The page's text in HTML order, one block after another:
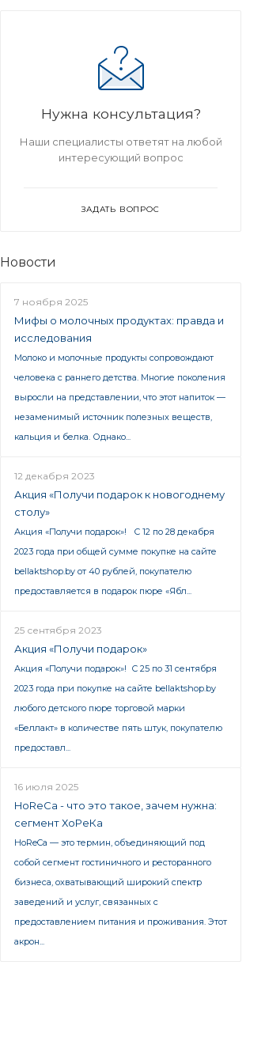
Нужна консультация?
Наши специалисты ответят на любой
интересующий вопрос
ЗАДАТЬ ВОПРОС
Новости
7 ноября 2025
Мифы о молочных продуктах: правда и
исследования
Молоко и молочные продукты сопровождают
человека с раннего детства. Многие поколения
выросли на представлении, что этот напиток —
незаменимый источник полезных веществ,
кальция и белка. Однако...
12 декабря 2023
Акция «Получи подарок к новогоднему
столу»
Акция «Получи подарок»! С 12 по 28 декабря
2023 года при общей сумме покупке на сайте
bellaktshop.by от 40 рублей, покупателю
предоставляется в подарок пюре «Ябл...
25 сентября 2023
Акция «Получи подарок»
Акция «Получи подарок»! С 25 по 31 сентября
2023 года при покупке на сайте bellaktshop.by
любого детского пюре торговой марки
«Беллакт» в количестве пять штук, покупателю
предоставл...
16 июля 2025
HoReCa - что это такое, зачем нужна:
сегмент ХоРеКа
HoReCa — это термин, объединяющий под
собой сегмент гостиничного и ресторанного
бизнеса, охватывающий широкий спектр
заведений и услуг, связанных с
предоставлением питания и проживания. Этот
акрон...